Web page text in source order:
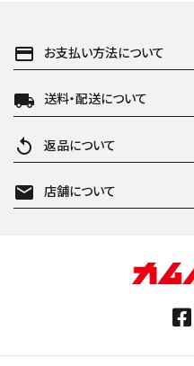
payment お支払い方法について
local_shipping 送料・配送について
replay 返品について
mail 店舗について